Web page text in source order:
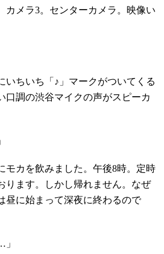
メラ3。センターカメラ。映像い
ちいち「♪」マークがついてくる
口調の渋谷マイクの声がスピーカ
カを飲みました。午後8時。定時
ります。しかし帰れません。なぜ
昼に始まって深夜に終わるので